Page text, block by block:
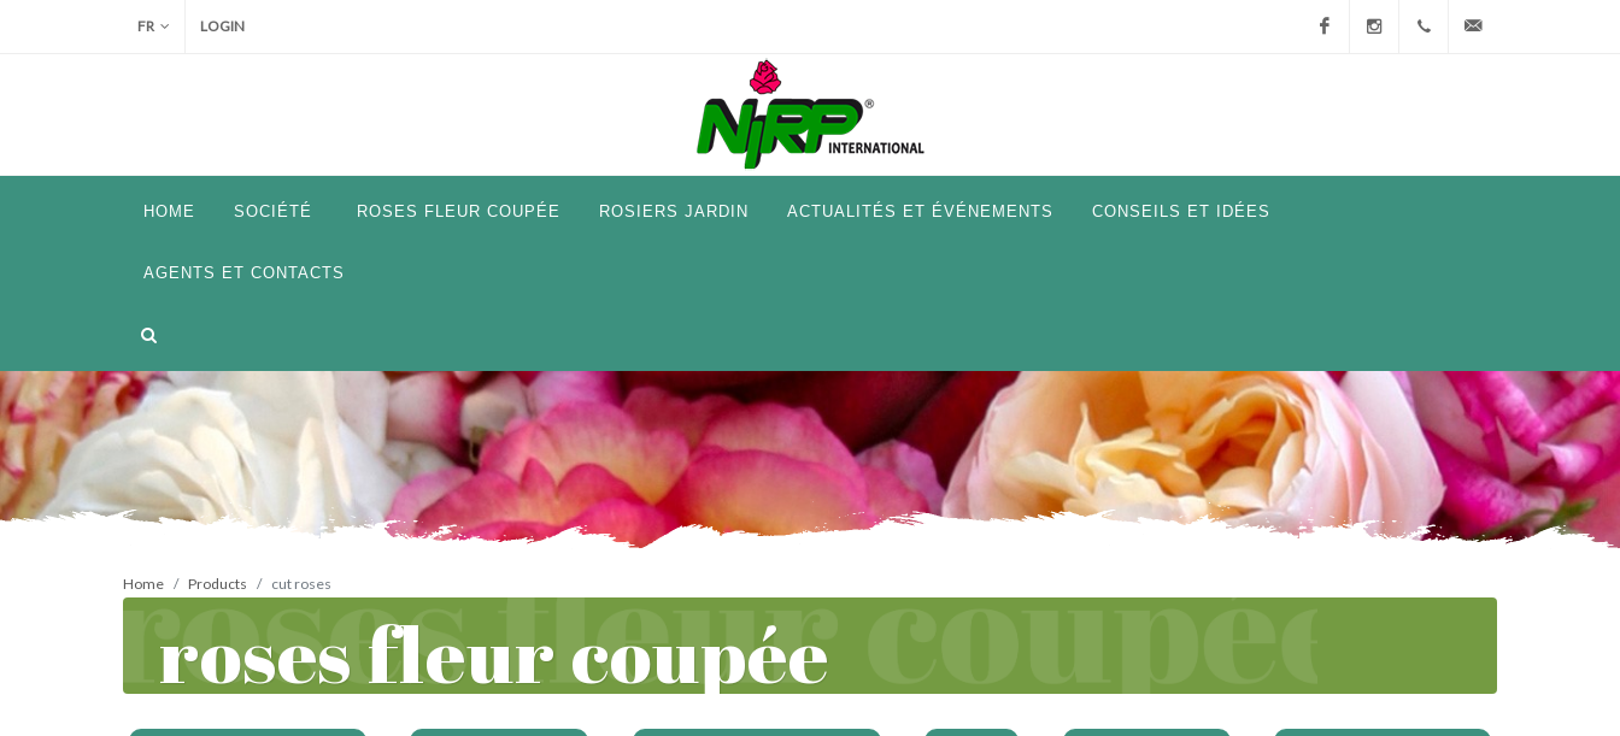
FR LOGIN
HOME SOCIÉTÉ ROSES FLEUR COUPÉE ROSIERS JARDIN ACTUALITÉS ET ÉVÉNEMENTS CONSEILS ET IDÉES
AGENTS ET CONTACTS
Home Products cut roses
roses fleur coupée